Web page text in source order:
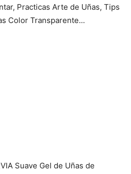
Practicas Arte de Uñas, Tips
Color Transparente...
Suave Gel de Uñas de